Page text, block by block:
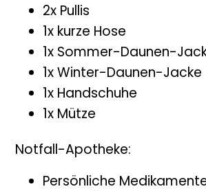
2x Pullis
1x kurze Hose
1x Sommer-Daunen-
1x Winter-Daunen-Jacke
1x Handschuhe
1x Mütze
Notfall-Apotheke:
Persönliche